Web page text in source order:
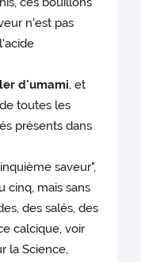
n'est pas
d'umami, et
toutes les
présents dans
saveur",
cinq, mais sans
des salés, des
calcique, voir
la Science,